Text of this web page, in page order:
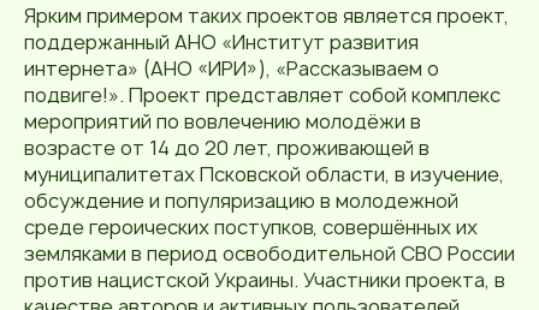
Ярким примером таких проектов является проект,
поддержанный АНО «Институт развития
интернета» (АНО «ИРИ»), «Рассказываем о
подвиге!». Проект представляет собой комплекс
мероприятий по вовлечению молодёжи в
возрасте от 14 до 20 лет, проживающей в
муниципалитетах Псковской области, в изучение,
обсуждение и популяризацию в молодежной
среде героических поступков, совершённых их
земляками в период освободительной СВО России
против нацистской Украины. Участники проекта, в